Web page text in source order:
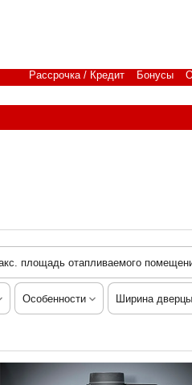
Рассрочка / Кредит Бонусы
площадь отапливаемого
Особенности Ширина дверцы